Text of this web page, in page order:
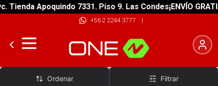
Apoquindo 7331. Piso 9. Las Condes¡ENVÍO GRATIS!
+56 2 2244 3777 |
LSF
Ordenar Filtrar